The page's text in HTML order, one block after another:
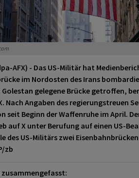
AFX) - Das US-Militär hat
im Nordosten des Irans
Golestan gelegene Brücke getroffen,
Nach Angaben des regierungstreuen
seit Beginn der Waffenruhe im April.
auf X unter Berufung auf einen US-
des US-Militärs zwei
zb
zusammengefasst: